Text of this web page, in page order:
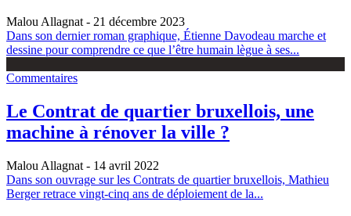
Malou Allagnat- 21 décembre 2023
Dans son dernier roman graphique, Étienne Davodeau marche et
dessine pour comprendre ce que l’être humain lègue à ses...
Commentaires
Le Contrat de quartier bruxellois, une
machine à rénover la ville ?
Malou Allagnat - 14 avril 2022
Dans son ouvrage sur les Contrats de quartier bruxellois, Mathieu
Berger retrace vingt-cinq ans de déploiement de la...